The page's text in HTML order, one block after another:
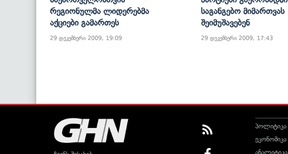
Რეგიონულმა Ლიდერებმა
Აქციები Გამართეს
29 დეკემბერი 2009, 19:09
Საგანგებო Მიმართვას
Შეიმუშავებენ
29 დეკემბერი 2009, 17:43
პოლიტიკა
ეკონომიკა
ანალიტიკა